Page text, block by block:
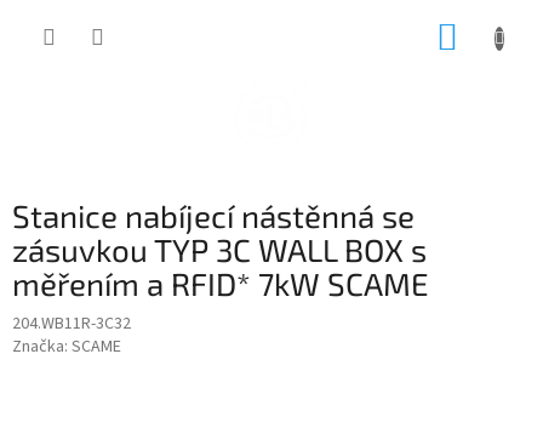
Stanice nabíjecí nástěnná se
zásuvkou TYP 3C WALL BOX s
měřením a RFID* 7kW SCAME
204.WB11R-3C32
Značka: SCAME